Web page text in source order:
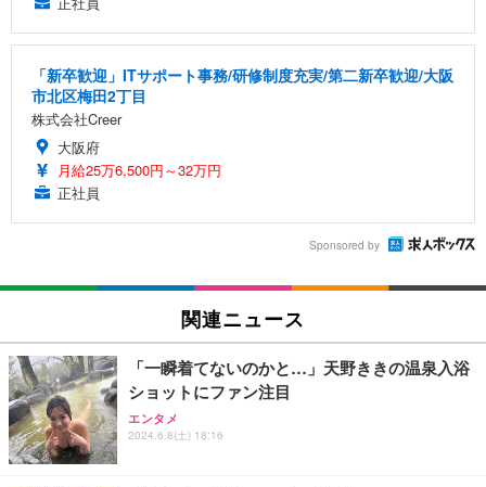
「新卒歓迎」ITサポート事務/研修制度充実/第二新卒歓迎/大阪
市北区梅田2丁目
株式会社Creer
大阪府
月給25万6,500円～32万円
正社員
Sponsored by
関連ニュース
「一瞬着てないのかと…」天野ききの温泉入浴
ショットにファン注目
エンタメ
2024.6.8(土) 18:16